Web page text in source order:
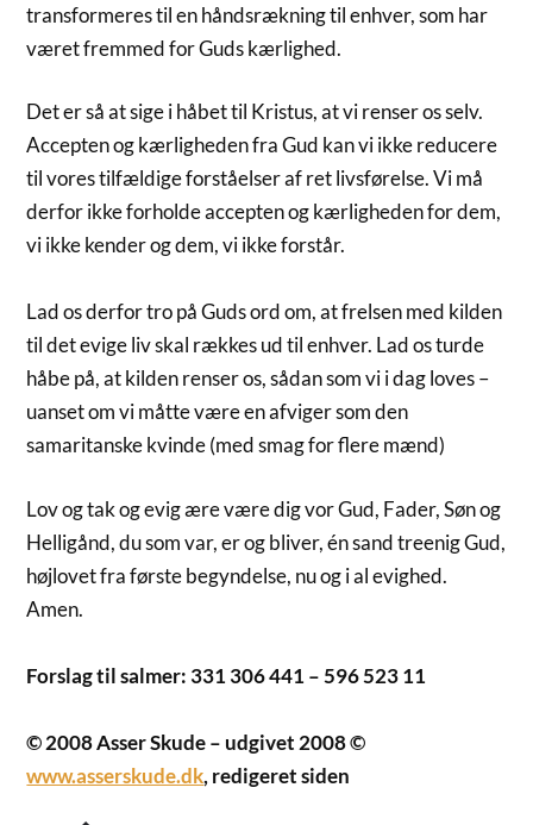
transformeres til en håndsrækning til enhver, som har
været fremmed for Guds kærlighed.
Det er så at sige i håbet til Kristus, at vi renser os selv.
Accepten og kærligheden fra Gud kan vi ikke reducere
til vores tilfældige forståelser af ret livsførelse. Vi må
derfor ikke forholde accepten og kærligheden for dem,
vi ikke kender og dem, vi ikke forstår.
Lad os derfor tro på Guds ord om, at frelsen med kilden
til det evige liv skal rækkes ud til enhver. Lad os turde
håbe på, at kilden renser os, sådan som vi i dag loves –
uanset om vi måtte være en afviger som den
samaritanske kvinde (med smag for flere mænd)
Lov og tak og evig ære være dig vor Gud, Fader, Søn og
Helligånd, du som var, er og bliver, én sand treenig Gud,
højlovet fra første begyndelse, nu og i al evighed.
Amen.
Forslag til salmer: 331 306 441 – 596 523 11
© 2008 Asser Skude – udgivet 2008 ©
www.asserskude.dk, redigeret siden